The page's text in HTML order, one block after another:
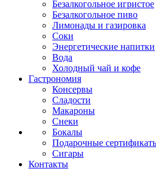
Безалкогольное игристое
Безалкогольное пиво
Лимонады и газировка
Соки
Энергетические напитки
Вода
Холодный чай и кофе
Гастрономия
Консервы
Сладости
Макароны
Снеки
Бокалы
Подарочные
Сигары
Контакты